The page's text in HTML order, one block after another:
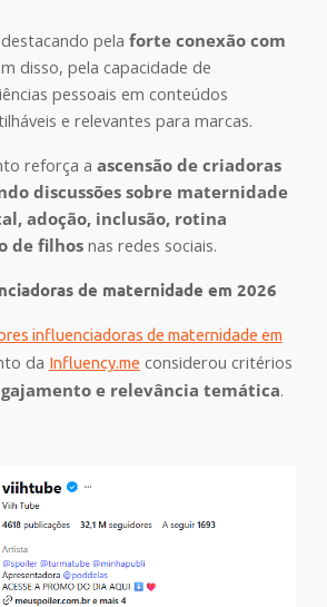
pela forte conexão com
disso, pela capacidade de
pessoais em conteúdos
e relevantes para marcas.
reforça a ascensão de criadoras
discussões sobre maternidade
adoção, inclusão, rotina
de filhosnas redes sociais.
de maternidade em 2026
influenciadoras de maternidade em
da Influency.me considerou critérios
e relevância temática.